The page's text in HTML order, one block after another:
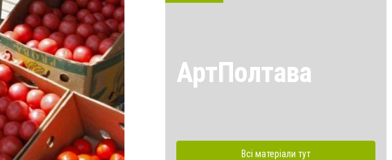
АртПолтава
Всі матеріали тут